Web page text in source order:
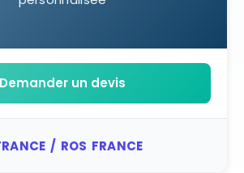
Demander un devis
/ ROS FRANCE